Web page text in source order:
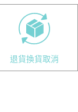
退貨換貨取消